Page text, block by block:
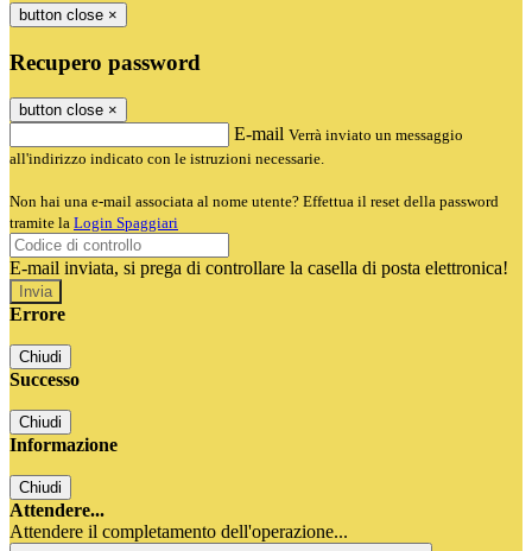
button close ×
Recupero password
button close ×
E-mail Verrà inviato un messaggio
all'indirizzo indicato con le istruzioni necessarie.
Non hai una e-mail associata al nome utente? Effettua il reset della password
tramite la Login Spaggiari
E-mail inviata, si prega di controllare la casella di posta elettronica!
Errore
Chiudi
Successo
Chiudi
Informazione
Chiudi
Attendere...
Attendere il completamento dell'operazione...